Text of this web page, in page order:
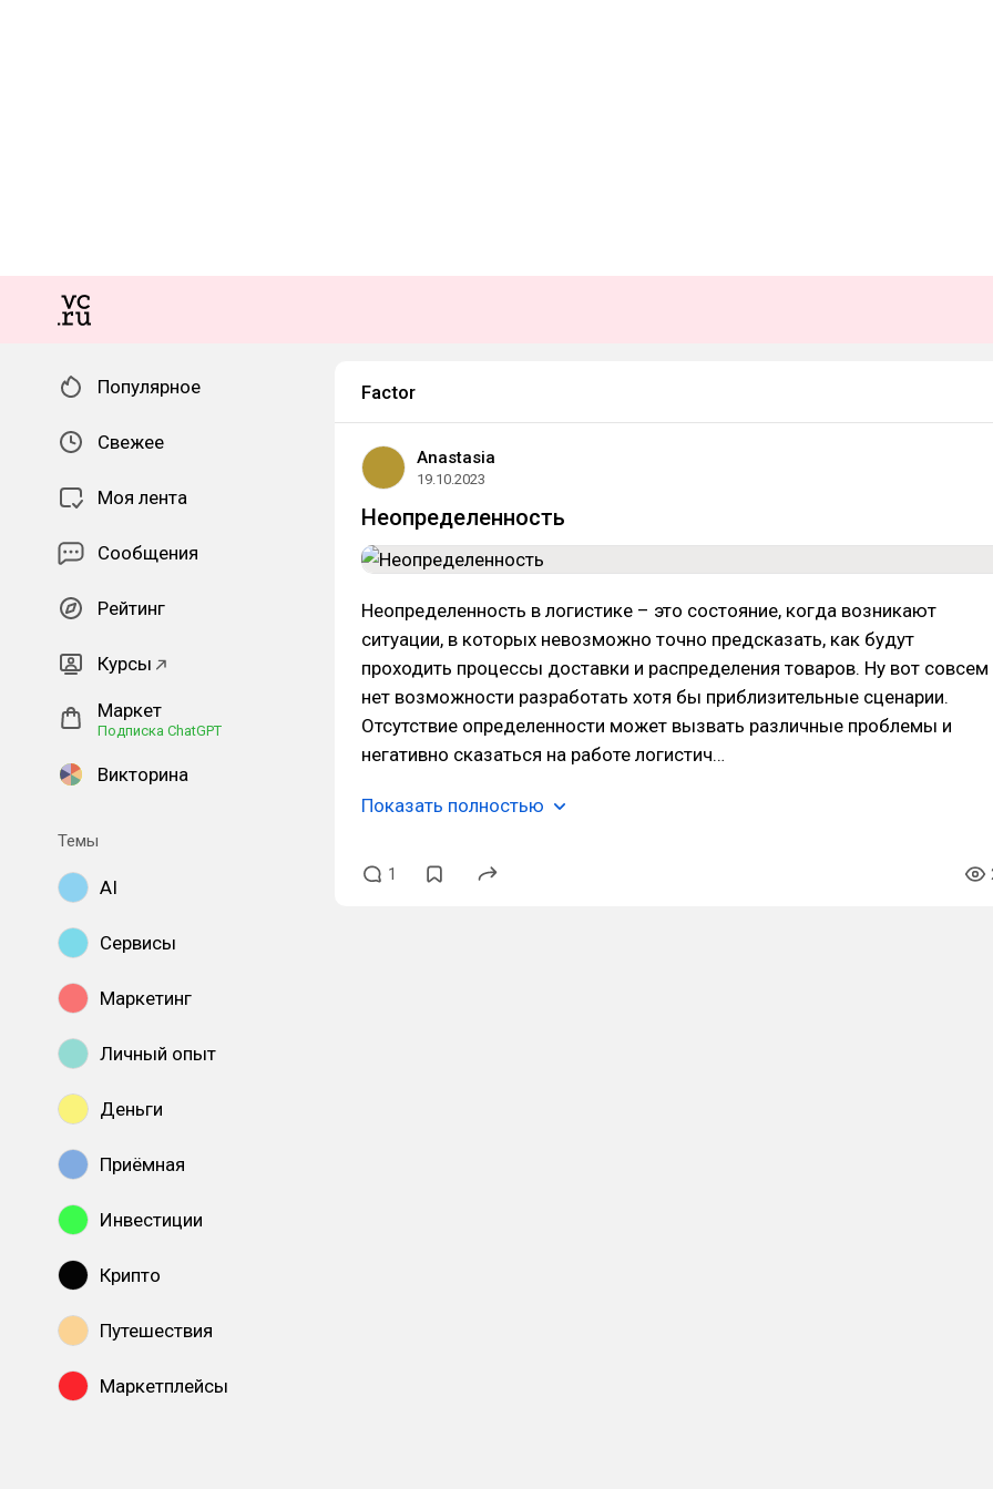
Популярное
Свежее
Моя лента
Сообщения
Рейтинг
Курсы
Маркет
Подписка ChatGPT
Викторина
Темы
AI
Сервисы
Маркетинг
Личный опыт
Деньги
Приёмная
Инвестиции
Крипто
Путешествия
Маркетплейсы
Factor
Anastasia
19.10.2023
Неопределенность
Неопределенность в логистике – это состояние, когда возникают
ситуации, в которых невозможно точно предсказать, как будут
проходить процессы доставки и распределения товаров. Ну вот совсем
нет возможности разработать хотя бы приблизительные сценарии.
Отсутствие определенности может вызвать различные проблемы и
негативно сказаться на работе логистич…
Показать полностью
1